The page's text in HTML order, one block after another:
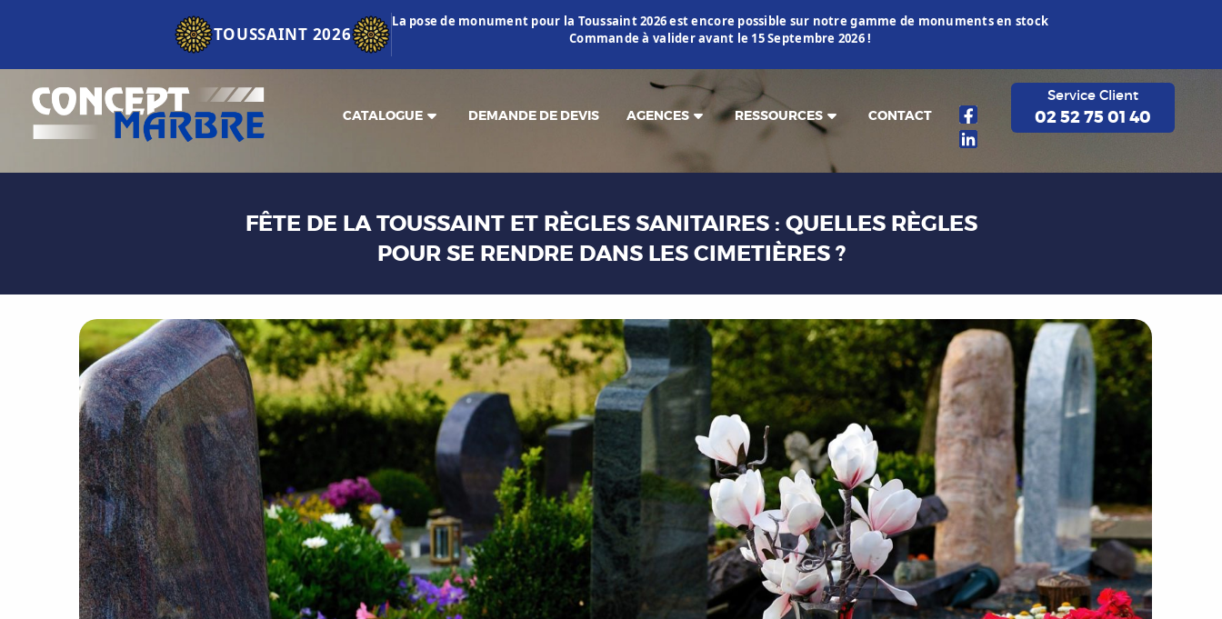
TOUSSAINT 2026
La pose de monument pour la Toussaint 2026 est encore possible sur notre gamme de monuments en stock
Commande à valider avant le 15 Septembre 2026 !
CATALOGUE DEMANDE DE DEVIS AGENCES RESSOURCES CONTACT
Service Client
02 52 75 01 40
FÊTE DE LA TOUSSAINT ET RÈGLES SANITAIRES : QUELLES RÈGLES
POUR SE RENDRE DANS LES CIMETIÈRES ?